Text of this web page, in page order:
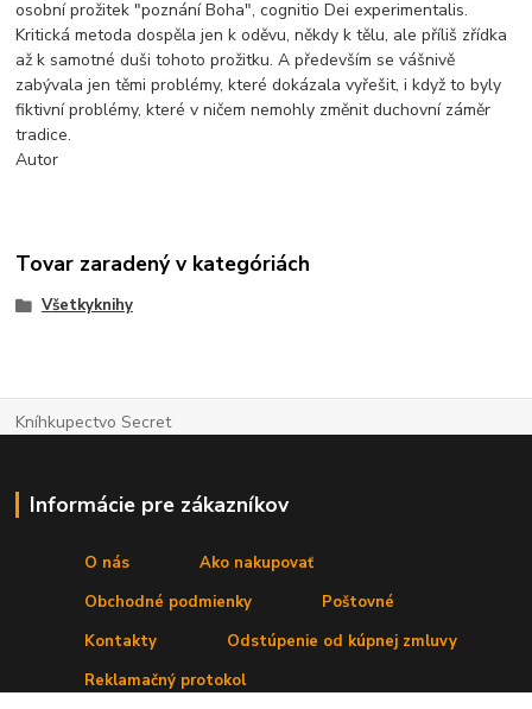
osobní prožitek "poznání Boha", cognitio Dei experimentalis.
Kritická metoda dospěla jen k oděvu, někdy k tělu, ale příliš zřídka
až k samotné duši tohoto prožitku. A především se vášnivě
zabývala jen těmi problémy, které dokázala vyřešit, i když to byly
fiktivní problémy, které v ničem nemohly změnit duchovní záměr
tradice.
Autor
Tovar zaradený v kategóriách
Všetkyknihy
Kníhkupectvo Secret
Informácie pre zákazníkov
O nás
Ako nakupovať
Obchodné podmienky
Poštovné
Kontakty
Odstúpenie od kúpnej zmluvy
Reklamačný protokol